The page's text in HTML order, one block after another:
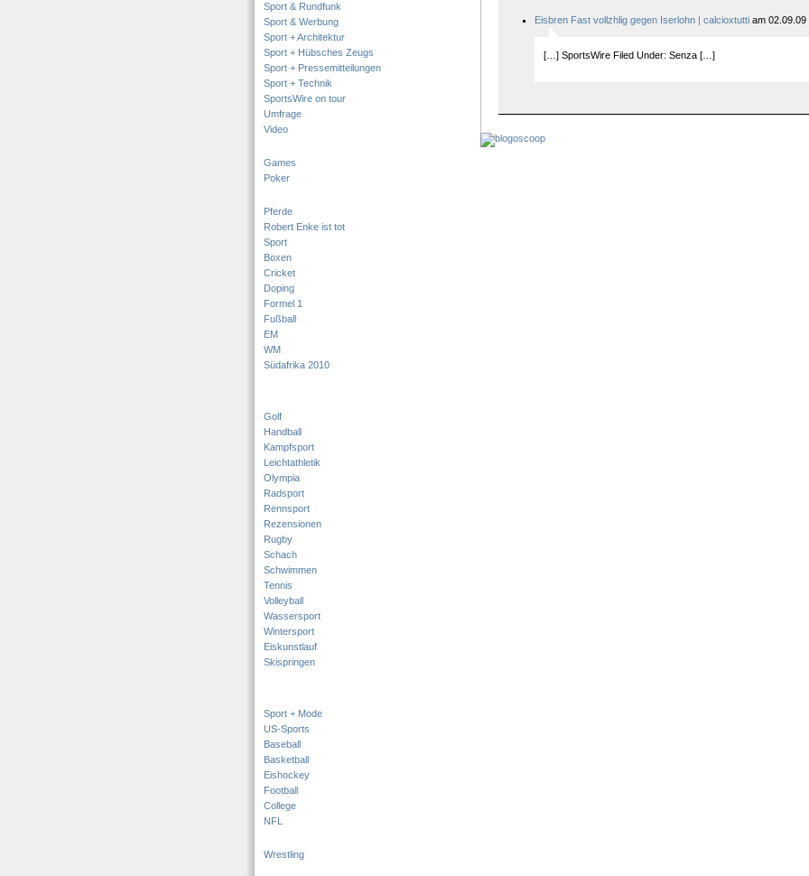
Sport & Rundfunk
Sport & Werbung
Sport + Architektur
Sport + Hübsches Zeugs
Sport + Pressemitteilungen
Sport + Technik
SportsWire on tour
Umfrage
Video
Games
Poker
Pferde
Robert Enke ist tot
Sport
Boxen
Cricket
Doping
Formel 1
Fußball
EM
WM
Südafrika 2010
Golf
Handball
Kampfsport
Leichtathletik
Olympia
Radsport
Rennsport
Rezensionen
Rugby
Schach
Schwimmen
Tennis
Volleyball
Wassersport
Wintersport
Eiskunstlauf
Skispringen
Sport + Mode
US-Sports
Baseball
Basketball
Eishockey
Football
College
NFL
Wrestling
Eisbren Fast vollzhlig gegen Iserlohn | calcioxtutti am 02.09.09
[…] SportsWire Filed Under: Senza […]